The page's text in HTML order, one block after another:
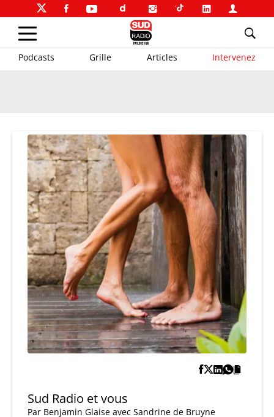
Podcasts Grille Articles Intervenez
Sud Radio et vous
Par Benjamin Glaise avec Sandrine de Bruyne